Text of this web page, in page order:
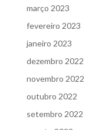
março 2023
fevereiro 2023
janeiro 2023
dezembro 2022
novembro 2022
outubro 2022
setembro 2022